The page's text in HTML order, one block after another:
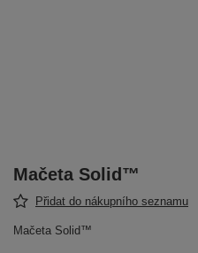
Mačeta Solid™
Přidat do nákupního seznamu
Mačeta Solid™